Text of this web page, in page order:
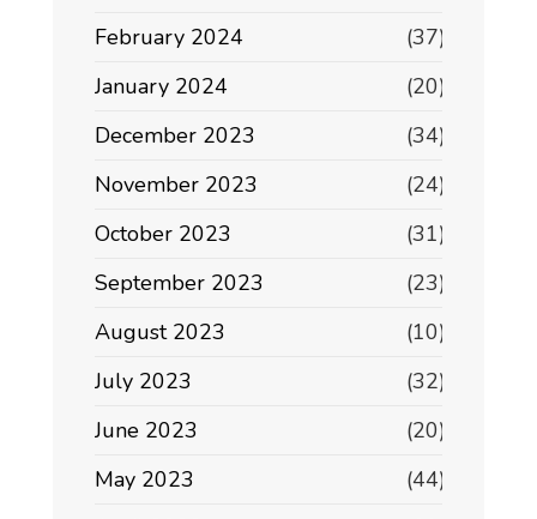
February 2024
(37)
January 2024
(20)
December 2023
(34)
November 2023
(24)
October 2023
(31)
September 2023
(23)
August 2023
(10)
July 2023
(32)
June 2023
(20)
May 2023
(44)